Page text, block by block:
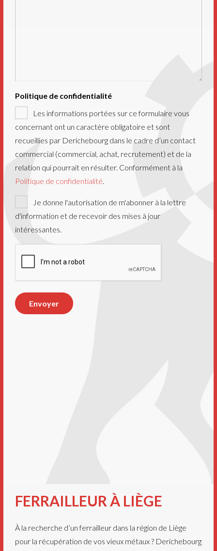
Politique de confidentialité
Les informations portées sur ce formulaire vous
concernant ont un caractère obligatoire et sont
recueillies par Derichebourg dans le cadre d’un contact
commercial (commercial, achat, recrutement) et de la
relation qui pourrait en résulter. Conformément à la
Politique de confidentialité.
Newsletter
Je donne l'autorisation de m'abonner à la lettre
d'information et de recevoir des mises à jour
intéressantes.
FERRAILLEUR À LIÈGE
À la recherche d’un ferrailleur dans la région de Liège
pour la récupération de vos vieux métaux ? Derichebourg